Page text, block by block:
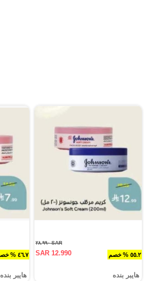
٥٥.٢ % خصم
SAR ٢٨.٩٩٠
SAR 12.990
هايبر بنده
٤٦.٧ % خصم
هايبر بنده